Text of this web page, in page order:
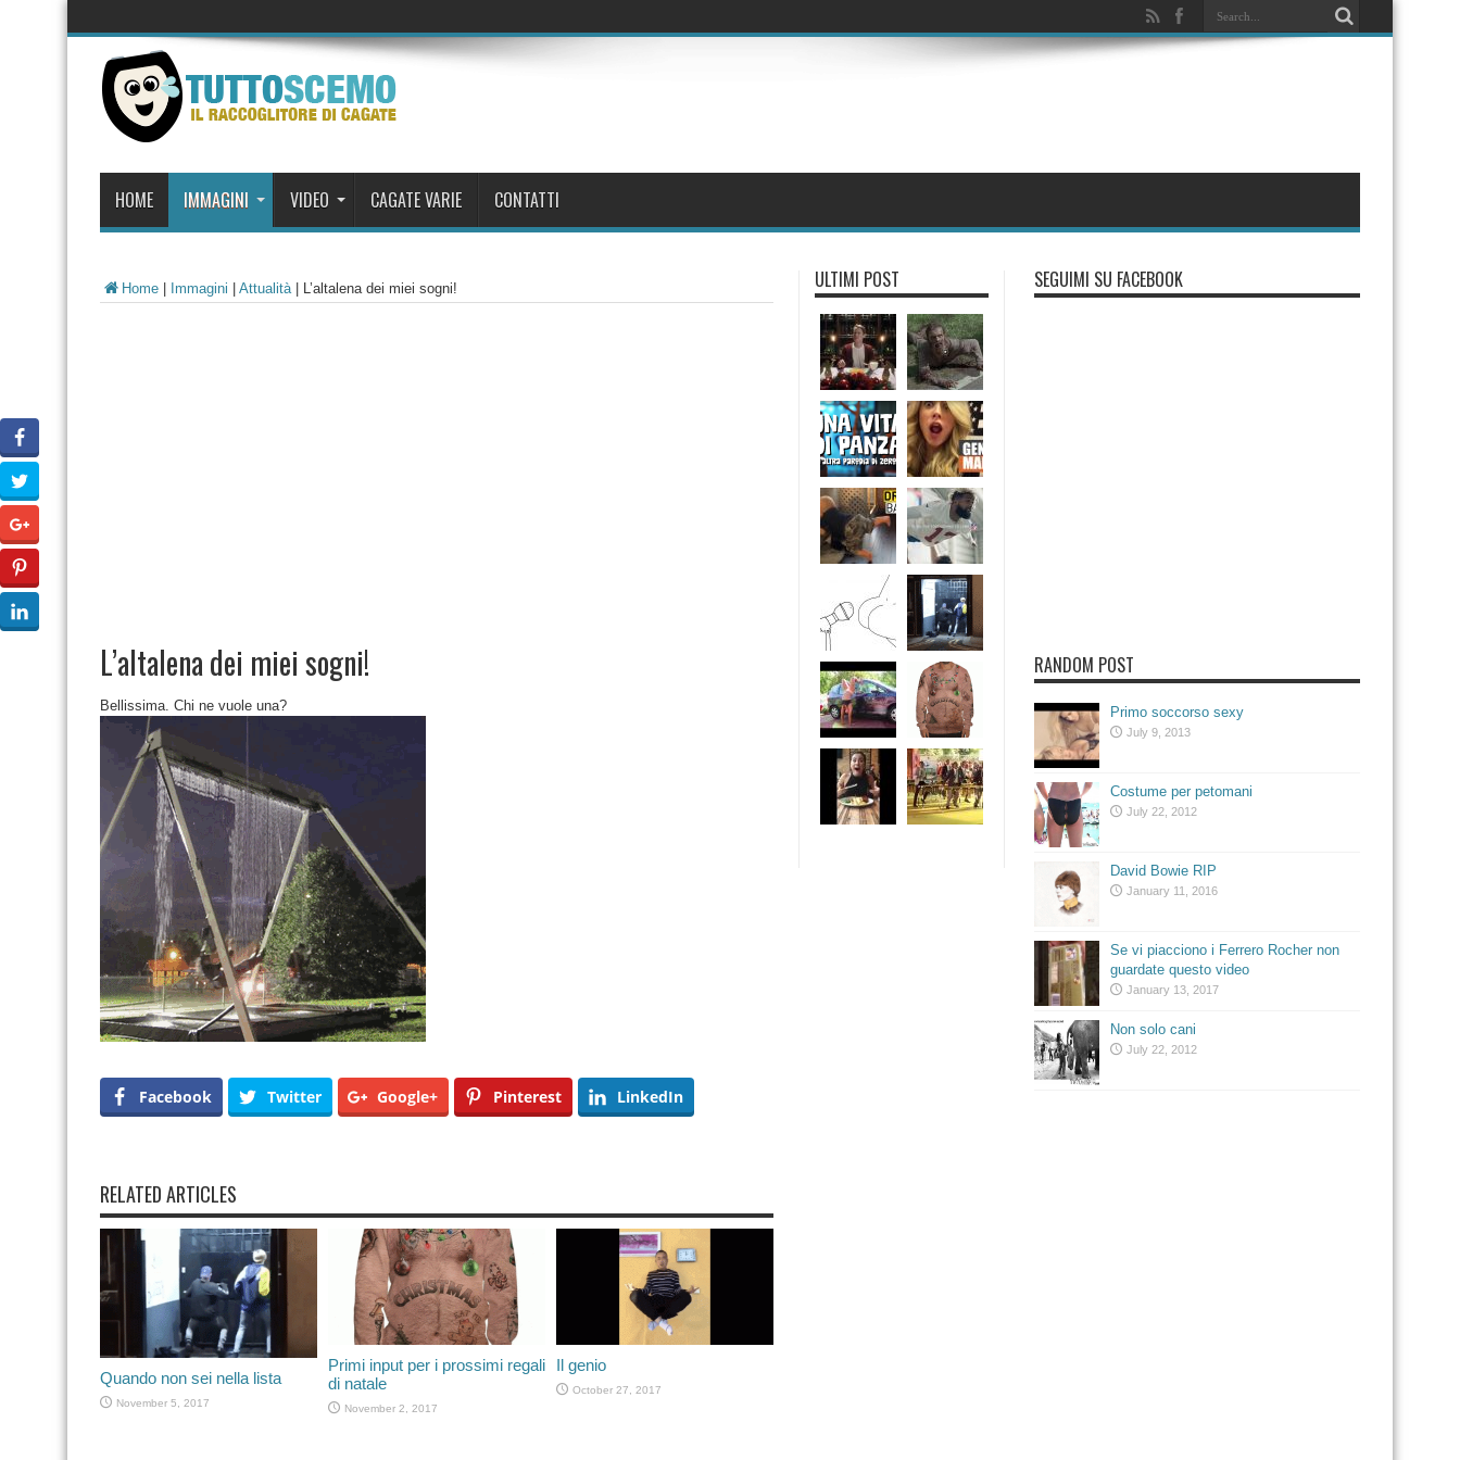
HOME IMMAGINI VIDEO CAGATE VARIE CONTATTI
Home Immagini Attualità| L’altalena dei miei sogni!
L’altalena dei miei sogni!
Bellissima. Chi ne vuole una?
Facebook Twitter Google+ Pinterest LinkedIn
RELATED ARTICLES
Quando non sei nella lista
November 5, 2017
Primi input per i prossimi regali
di natale
November 2, 2017
Il genio
October 27, 2017
ULTIMI POST SEGUIMI SU FACEBOOK
RANDOM POST
Primo soccorso sexy
July 9, 2013
Costume per petomani
July 22, 2012
David Bowie RIP
January 11, 2016
Se vi piacciono i Ferrero Rocher non
guardate questo video
January 13, 2017
Non solo cani
July 22, 2012